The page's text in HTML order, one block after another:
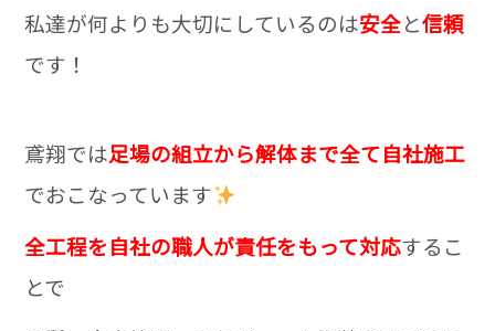
私達が何よりも大切にしているのは安全と信頼
です！
鳶翔では足場の組立から解体まで全て自社施工
でおこなっています
全工程を自社の職人が責任をもって対応するこ
とで